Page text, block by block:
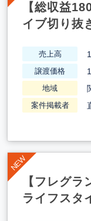
【総収益
イブ切り抜
売上高
譲渡価格
地域
案件掲載者
【フレグラ
ライフスタ